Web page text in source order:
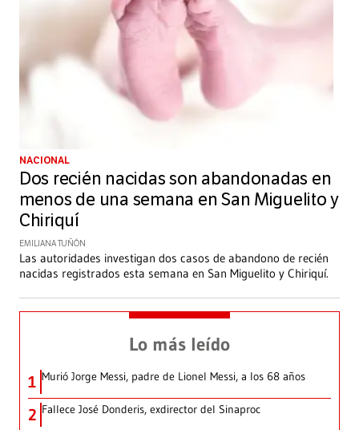
NACIONAL
Dos recién nacidas son abandonadas en
menos de una semana en San Miguelito y
Chiriquí
EMILIANA TUÑÓN
Las autoridades investigan dos casos de abandono de recién
nacidas registrados esta semana en San Miguelito y Chiriquí.
Lo más leído
1 Murió Jorge Messi, padre de Lionel Messi, a los 68 años
2 Fallece José Donderis, exdirector del Sinaproc